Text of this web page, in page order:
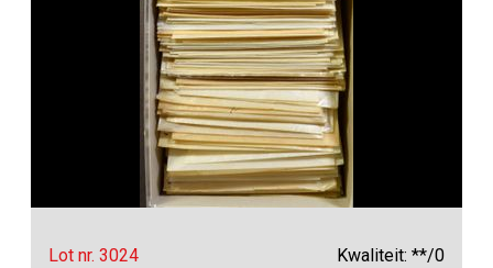
Lot nr. 3024 Kwaliteit: **/0